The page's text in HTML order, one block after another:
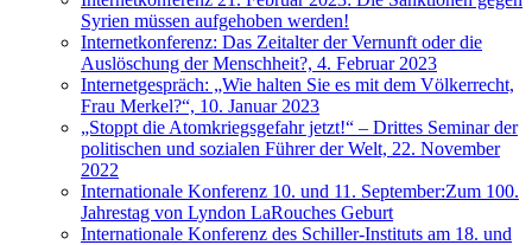
Syrien müssen aufgehoben werden!
Internetkonferenz: Das Zeitalter der Vernunft oder die
Auslöschung der Menschheit?, 4. Februar 2023
Internetgespräch: „Wie halten Sie es mit dem Völkerrecht,
Frau Merkel?“, 10. Januar 2023
„Stoppt die Atomkriegsgefahr jetzt!“ – Drittes Seminar der
politischen und sozialen Führer der Welt, 22. November
2022
Internationale Konferenz 10. und 11. September:Zum 100.
Jahrestag von Lyndon LaRouches Geburt
Internationale Konferenz des Schiller-Instituts am 18. und